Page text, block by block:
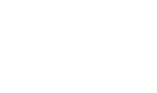
Por su parte, el PP de
que la formación lleva
en la gestión del